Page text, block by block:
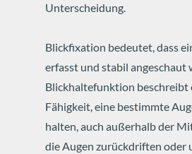
Unterscheidung.
Blickfixation bedeutet, dass
erfasst und stabil angeschaut
Blickhaltefunktion beschreibt
Fähigkeit, eine bestimmte
halten, auch außerhalb der
die Augen zurückdriften oder